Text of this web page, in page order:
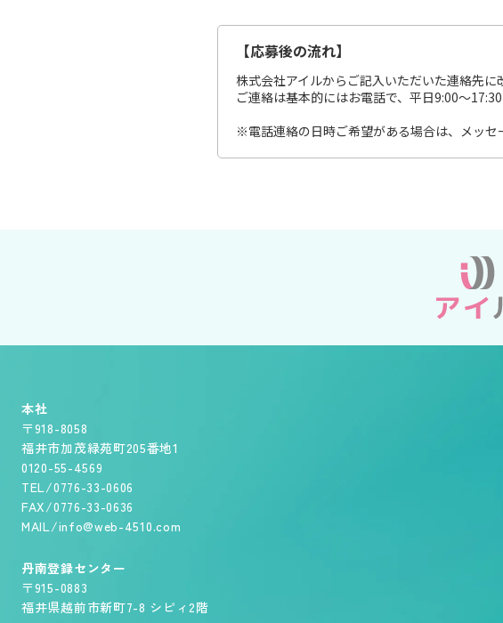
【応募後の流れ】
株式会社アイルからご記入いただいた連絡先に
ご連絡は基本的にはお電話で、平日9:00～17:30
※電話連絡の日時ご希望がある場合は、メッセ
本社
〒918-8058
福井市加茂緑苑町205番地1
0120-55-4569
TEL/0776-33-0606
FAX/0776-33-0636
MAIL/info@web-4510.com
丹南登録センター
〒915-0883
福井県越前市新町7-8 シピィ2階